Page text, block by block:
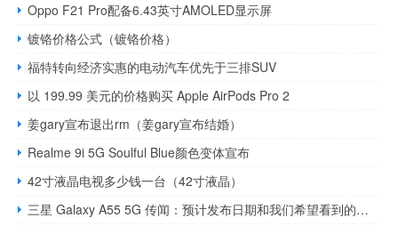
Oppo F21 Pro配备6.43英寸AMOLED显示屏
镀铬价格公式（镀铬价格）
福特转向经济实惠的电动汽车优先于三排SUV
以 199.99 美元的价格购买 Apple AirPods Pro 2
姜gary宣布退出rm（姜gary宣布结婚）
Realme 9i 5G Soulful Blue颜色变体宣布
42寸液晶电视多少钱一台（42寸液晶）
三星 Galaxy A55 5G 传闻：预计发布日期和我们希望看到的内容